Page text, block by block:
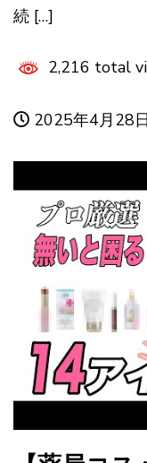
続 […]
2,216 total
2025年4月28日